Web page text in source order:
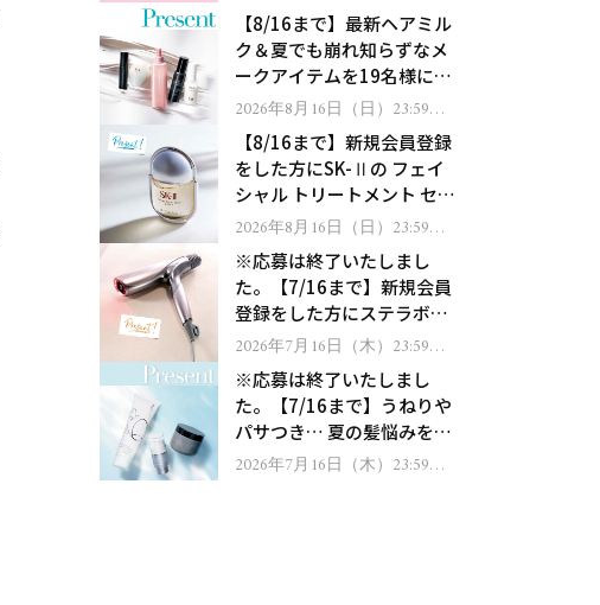
処！
【8/16まで】最新ヘアミル
ク＆夏でも崩れ知らずなメ
ークアイテムを19名様にプ
レゼント！
2026年8月16日（日）23:59ま
で【8/16まで】新規会員登録
をした方にSK-Ⅱの フェイ
シャル トリートメント セラ
ムをプレゼント！
2026年8月16日（日）23:59ま
※応募は終了いたしまし
た。【7/16まで】新規会員
登録をした方にステラボー
テのシャインリバース ヘア
ゼント！
2026年7月16日（木）23:59ま
※応募は終了いたしまし
た。【7/16まで】うねりや
パサつき… 夏の髪悩みを解
消するヘアケアアイテムを
2026年7月16日（木）23:59ま